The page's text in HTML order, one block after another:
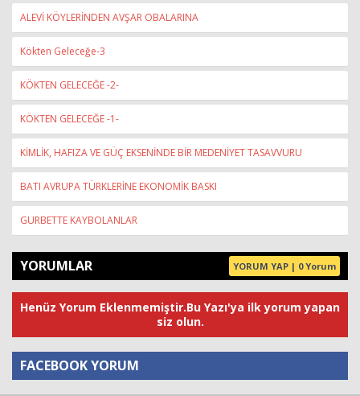
ALEVİ KÖYLERİNDEN AVŞAR OBALARINA
Kökten Geleceğe-3
KÖKTEN GELECEĞE -2-
KÖKTEN GELECEĞE -1-
KİMLİK, HAFIZA VE GÜÇ EKSENİNDE BİR MEDENİYET TASAVVURU
BATI AVRUPA TÜRKLERİNE EKONOMİK BASKI
GURBETTE KAYBOLANLAR
YORUMLAR YORUM YAP | 0 Yorum
Henüz Yorum Eklenmemiştir.Bu Yazı'ya ilk yorum yapan
siz olun.
FACEBOOK YORUM